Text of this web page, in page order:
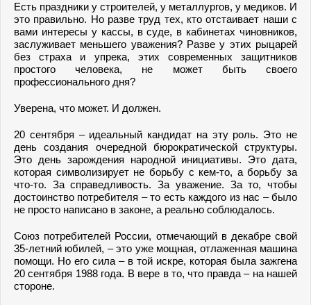
Есть праздники у строителей, у металлургов, у медиков. И
это правильно. Но разве труд тех, кто отстаивает наши с
вами интересы у кассы, в суде, в кабинетах чиновников,
заслуживает меньшего уважения? Разве у этих рыцарей
без страха и упрека, этих современных защитников
простого человека, не может быть своего
профессионального дня?
Уверена, что может. И должен.
20 сентября – идеальный кандидат на эту роль. Это не
день создания очередной бюрократической структуры.
Это день зарождения народной инициативы. Это дата,
которая символизирует не борьбу с кем-то, а борьбу за
что-то. За справедливость. За уважение. За то, чтобы
достоинство потребителя – то есть каждого из нас – было
не просто написано в законе, а реально соблюдалось.
Союз потребителей России, отмечающий в декабре свой
35-летний юбилей, – это уже мощная, отлаженная машина
помощи. Но его сила – в той искре, которая была зажгена
20 сентября 1988 года. В вере в то, что правда – на нашей
стороне.